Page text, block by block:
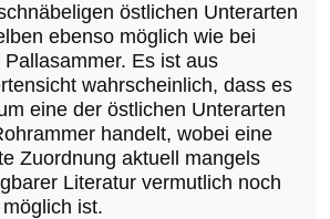
östlichen Unterarten
ebenso möglich wie bei
Pallasammer. Es ist aus
wahrscheinlich, dass es
eine der östlichen Unterarten
handelt, wobei eine
Zuordnung aktuell mangels
Literatur vermutlich noch
ist.